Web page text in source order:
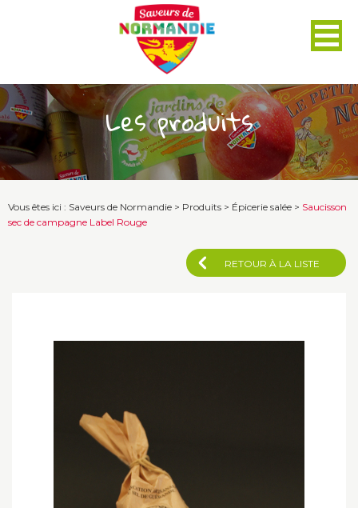
Les produits
Vous êtes ici : Saveurs de Normandie > Produits > Épicerie salée > Saucisson
sec de campagne Label Rouge
RETOUR À LA LISTE
Panneau de gestion des cookies